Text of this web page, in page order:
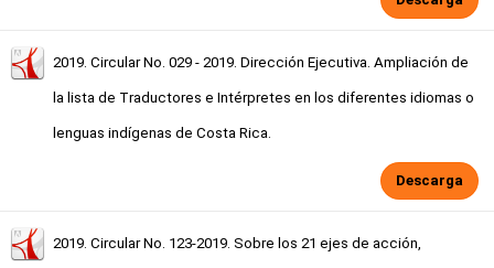
2019. Circular No. 029 - 2019. Dirección Ejecutiva. Ampliación de
la lista de Traductores e Intérpretes en los diferentes idiomas o
lenguas indígenas de Costa Rica.
Descarga
2019. Circular No. 123-2019. Sobre los 21 ejes de acción,